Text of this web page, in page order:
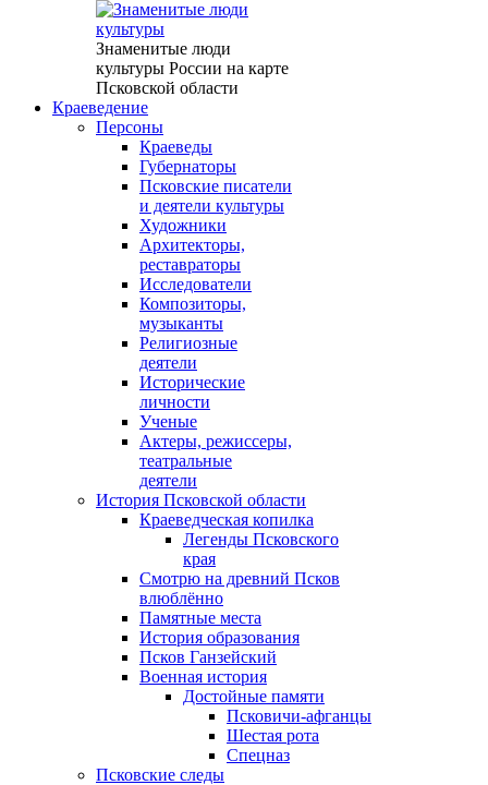
Знаменитые люди
культуры России на карте
Псковской области
Краеведение
Персоны
Краеведы
Губернаторы
Псковские писатели
и деятели культуры
Художники
Архитекторы,
реставраторы
Исследователи
Композиторы,
музыканты
Религиозные
деятели
Исторические
личности
Ученые
Актеры, режиссеры,
театральные
деятели
История Псковской области
Краеведческая копилка
Легенды Псковского
края
Смотрю на древний Псков
влюблённо
Памятные места
История образования
Псков Ганзейский
Военная история
Достойные памяти
Псковичи-афганцы
Шестая рота
Спецназ
Псковские следы